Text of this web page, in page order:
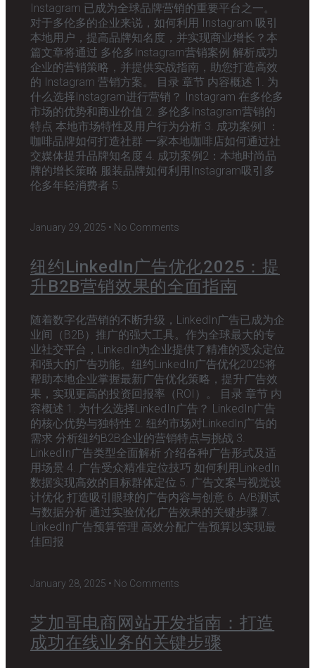
Instagram 已成为全球品牌营销的重要平台之一。
对于多伦多的企业来说，如何利用 Instagram 吸引
本地用户，提高品牌知名度，并实现商业增长？本
篇文章将通过 多伦多Instagram营销案例 解析成功
企业的营销策略，并提供实战指南，助您打造高效
的 Instagram 营销方案。 目录 章节 内容概述 1. 为
什么选择Instagram进行营销？ Instagram 在多伦多
市场的优势和商业价值 2. 多伦多Instagram营销的
特点 本地市场特性及用户行为分析 3. 成功案例1：
咖啡品牌如何打造社群 一家本地咖啡店如何通过社
交媒体提升品牌知名度 4. 成功案例2：本地时尚品
牌的增长策略 服装品牌如何利用Instagram吸引多
伦多年轻消费者 5.
January 29, 2025 No Comments
纽约LinkedIn广告优化2025：提
升B2B营销效果的全面指南
随着数字化营销的不断升级，LinkedIn广告已成为企
业间（B2B）推广的强大工具。作为全球最大的专
业社交平台，LinkedIn为企业提供了精准的受众定位
和强大的广告功能。纽约LinkedIn广告优化2025将
帮助本地企业掌握最新广告优化策略，提升广告效
果，实现更高的投资回报率（ROI）。 目录 章节 内
容概述 1. 为什么选择LinkedIn广告？ LinkedIn广告
的核心优势与独特性 2. 纽约市场对LinkedIn广告的
需求 分析纽约B2B企业的营销特点与挑战 3.
LinkedIn广告类型全面解析 介绍各种广告形式及适
用场景 4. 广告受众精准定位技巧 如何利用LinkedIn
数据实现高效的目标群体定位 5. 广告文案与视觉设
计优化 打造吸引眼球的广告内容与创意 6. A/B测试
与数据分析 通过实验优化广告效果的关键步骤 7.
LinkedIn广告预算管理 高效分配广告预算以实现最
佳回报
January 28, 2025 No Comments
芝加哥电商网站开发指南：打造
成功在线业务的关键步骤